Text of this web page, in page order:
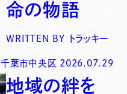
命の物語
WRITTEN BY トラッキー
千葉市中央区 2026.07.29
地域の絆を